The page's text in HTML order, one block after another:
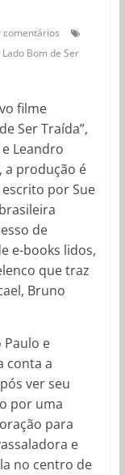
comentários
Lado Bom de Ser
filme
Ser Traída”,
Leandro
a produção é
por Sue
de
e-books lidos,
que traz
Bruno
Paulo e
conta a
ver seu
por uma
para
e
no centro de